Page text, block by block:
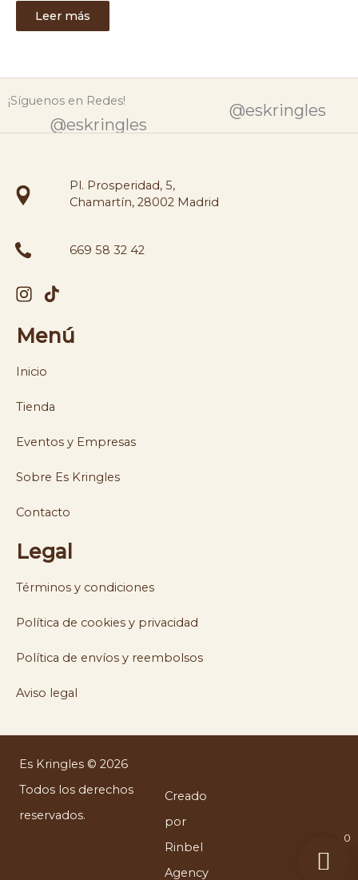
Leer más
¡Síguenos en Redes!
@eskringles
@eskringles
Pl. Prosperidad, 5,
Chamartín, 28002 Madrid
669 58 32 42
Menú
Inicio
Tienda
Eventos y Empresas
Sobre Es Kringles
Contacto
Legal
Términos y condiciones
Política de cookies y privacidad
Política de envíos y reembolsos
Aviso legal
Es Kringles © 2026
Todos los derechos
reservados.
Creado
por
Rinbel
Agency
0